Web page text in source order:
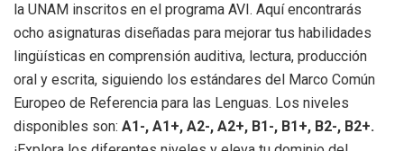
la UNAM inscritos en el programa AVI. Aquí encontrarás
ocho asignaturas diseñadas para mejorar tus habilidades
lingüísticas en comprensión auditiva, lectura, producción
oral y escrita, siguiendo los estándares del Marco Común
Europeo de Referencia para las Lenguas. Los niveles
disponibles son: A1-, A1+, A2-, A2+, B1-, B1+, B2-, B2+.